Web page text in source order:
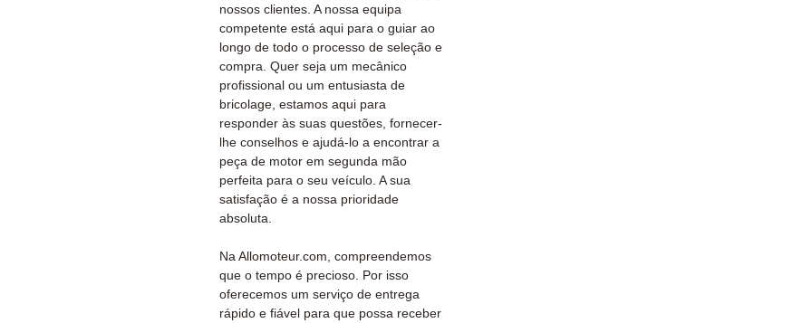
nossos clientes. A nossa equipa
competente está aqui para o guiar ao
longo de todo o processo de seleção e
compra. Quer seja um mecânico
profissional ou um entusiasta de
bricolage, estamos aqui para
responder às suas questões, fornecer-
lhe conselhos e ajudá-lo a encontrar a
peça de motor em segunda mão
perfeita para o seu veículo. A sua
satisfação é a nossa prioridade
absoluta.
Na Allomoteur.com, compreendemos
que o tempo é precioso. Por isso
oferecemos um serviço de entrega
rápido e fiável para que possa receber